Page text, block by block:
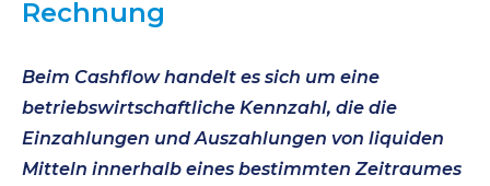
Rechnung
Beim Cashflow handelt es sich um eine
betriebswirtschaftliche Kennzahl, die die
Einzahlungen und Auszahlungen von liquiden
Mitteln innerhalb eines bestimmten Zeitraumes